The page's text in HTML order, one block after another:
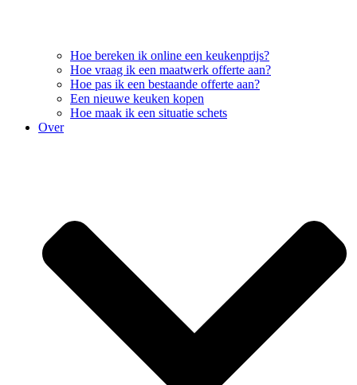
Hoe bereken ik online een keukenprijs?
Hoe vraag ik een maatwerk offerte aan?
Hoe pas ik een bestaande offerte aan?
Een nieuwe keuken kopen
Hoe maak ik een situatie schets
Over